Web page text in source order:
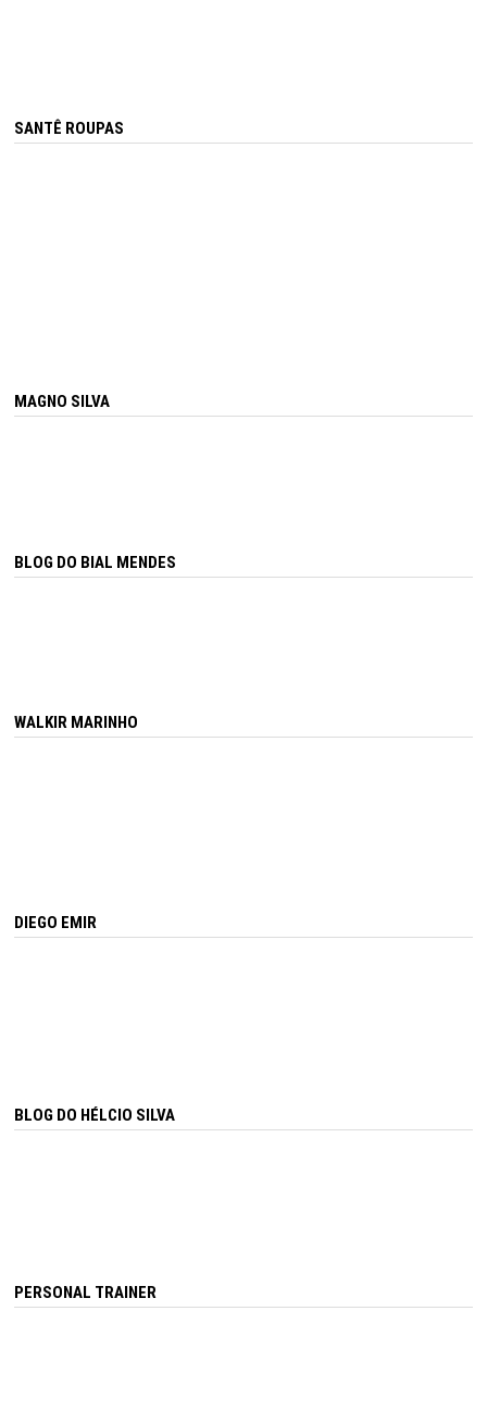
SANTÊ ROUPAS
MAGNO SILVA
BLOG DO BIAL MENDES
WALKIR MARINHO
DIEGO EMIR
BLOG DO HÉLCIO SILVA
PERSONAL TRAINER